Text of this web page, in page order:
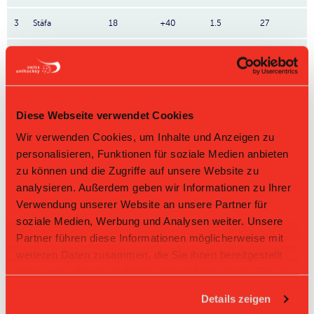
Diese Webseite verwendet Cookies
Wir verwenden Cookies, um Inhalte und Anzeigen zu
personalisieren, Funktionen für soziale Medien anbieten
zu können und die Zugriffe auf unsere Website zu
analysieren. Außerdem geben wir Informationen zu Ihrer
Verwendung unserer Website an unsere Partner für
soziale Medien, Werbung und Analysen weiter. Unsere
Partner führen diese Informationen möglicherweise mit
weiteren Daten zusammen, die Sie ihnen bereitgestellt
Details zeigen
3 Stäfa 18 +40 1.5 27
24
5 White Indians 18 -12 1.056 19
6 FB Riders 18 -8
8 Gators 18 -2 0.556
9 Züri Süd 18 -27 0.556 10
10 Pumas 18 -95 0.056 1
Direktbegegnungen
Gast Resultat